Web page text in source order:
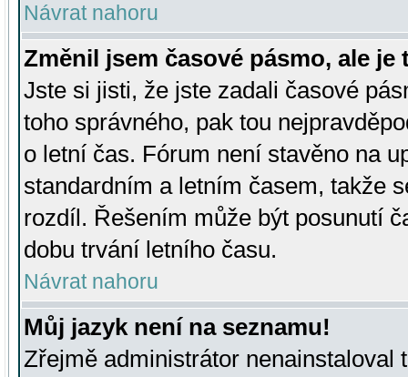
Návrat nahoru
Změnil jsem časové pásmo, ale je
Jste si jisti, že jste zadali časové
toho správného, pak tou
o letní čas. Fórum není stavěno na
standardním a letním časem, takže
rozdíl. Řešením může být posunutí
dobu trvání letního času.
Návrat nahoru
Můj jazyk není na seznamu!
Zřejmě administrátor nenainstaloval